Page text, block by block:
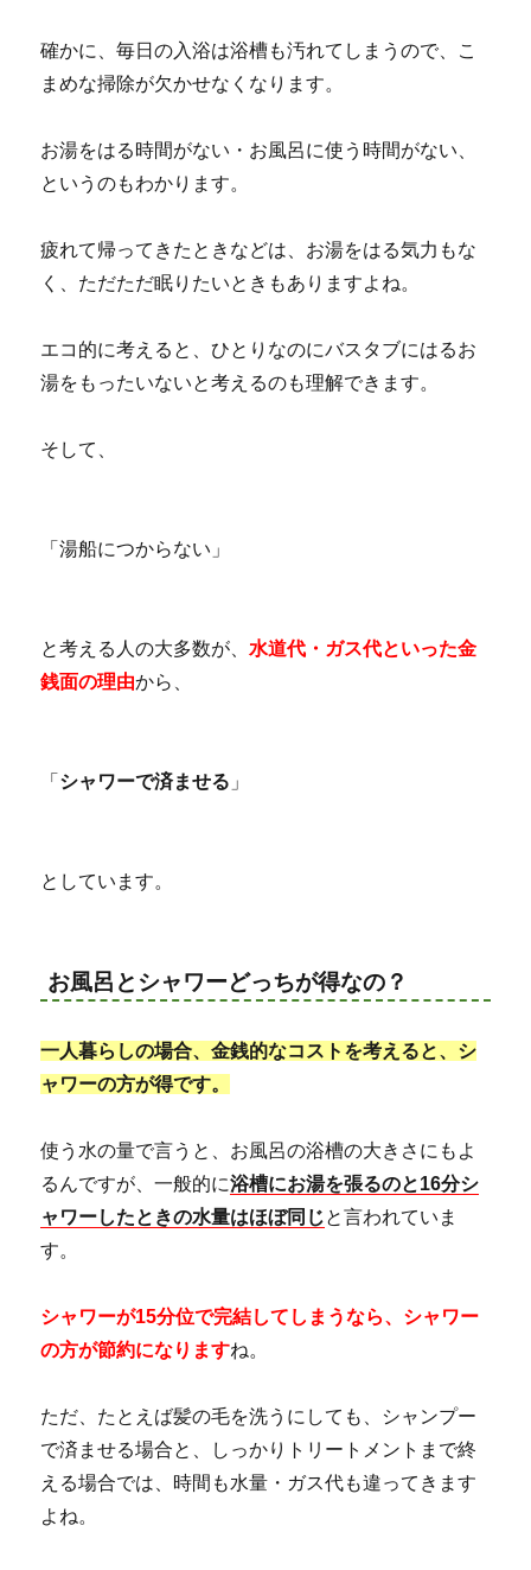
確かに、毎日の入浴は浴槽も汚れてしまうので、こ
まめな掃除が欠かせなくなります。
お湯をはる時間がない・お風呂に使う時間がない、
というのもわかります。
疲れて帰ってきたときなどは、お湯をはる気力もな
く、ただただ眠りたいときもありますよね。
エコ的に考えると、ひとりなのにバスタブにはるお
湯をもったいないと考えるのも理解できます。
そして、
「湯船につからない」
と考える人の大多数が、 水道代・ガス代といった金
銭面の理由から、
「 シャワーで済ませる 」
としています。
お風呂とシャワーどっちが得なの？
一人暮らしの場合、金銭的なコストを考えると、シ
ャワーの方が得です。
使う水の量で言うと、お風呂の浴槽の大きさにもよ
るんですが、一般的に浴槽にお湯を張るのと16分シ
ャワーしたときの水量はほぼ同じと言われていま
す。
シャワーが15分位で完結してしまうなら、シャワー
の方が節約になりますね。
ただ、たとえば髪の毛を洗うにしても、シャンプー
で済ませる場合と、しっかりトリートメントまで終
える場合では、時間も水量・ガス代も違ってきます
よね。